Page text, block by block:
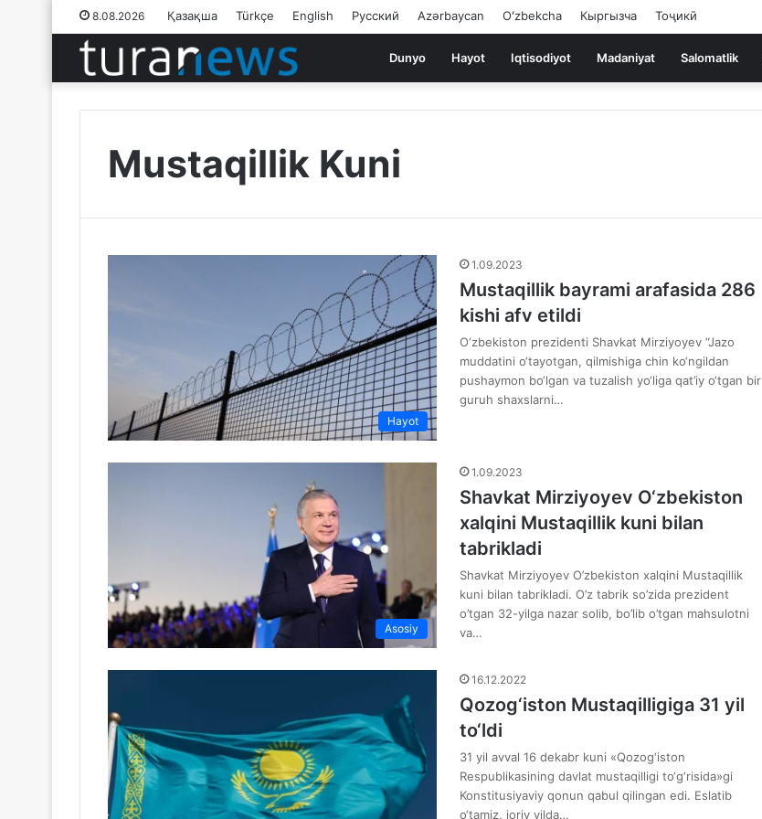
8.08.2026 Қазақша Türkçe English Русский Azərbaycan Oʻzbekcha Кыргызча Тоҷикӣ
Dunyo Hayot Iqtisodiyot Madaniyat Salomatlik
Mustaqillik Kuni
Hayot
1.09.2023
Mustaqillik bayrami arafasida 286
kishi afv etildi
O‘zbekiston prezidenti Shavkat Mirziyoyev “Jazo
muddatini o‘tayotgan, qilmishiga chin ko‘ngildan
pushaymon bo‘lgan va tuzalish yo‘liga qat’iy o‘tgan bir
guruh shaxslarni…
Asosiy
1.09.2023
Shavkat Mirziyoyev O‘zbekiston
xalqini Mustaqillik kuni bilan
tabrikladi
Shavkat Mirziyoyev O’zbekiston xalqini Mustaqillik
kuni bilan tabrikladi. O’z tabrik so’zida prezident
o’tgan 32-yilga nazar solib, bo’lib o’tgan mahsulotni
va…
16.12.2022
Qozog‘iston Mustaqilligiga 31 yil
to‘ldi
31 yil avval 16 dekabr kuni «Qozog‘iston
Respublikasining davlat mustaqilligi to‘g‘risida»gi
Konstitusiyaviy qonun qabul qilingan edi. Eslatib
o‘tamiz, joriy yilda…